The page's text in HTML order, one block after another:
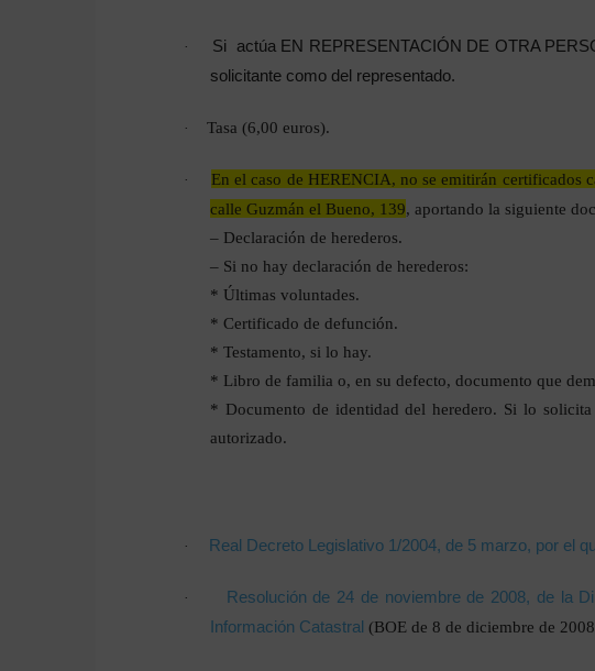
· Si actúa EN REPRESENTACIÓN DE OTRA
solicitante como del representado.
· Tasa (6,00 euros).
·
En el caso de HERENCIA, no se emitirán certificados
calle Guzmán el Bueno, 139, aportando la siguiente
– Declaración de herederos.
– Si no hay declaración de herederos:
* Últimas voluntades.
* Certificado de defunción.
* Testamento, si lo hay.
* Libro de familia o, en su defecto, documento que
* Documento de identidad del heredero. Si lo
autorizado.
· Real Decreto Legislativo 1/2004, de 5 marzo, por el
·
Resolución de 24 de noviembre de 2008, de la
Información Catastral (BOE de 8 de diciembre de